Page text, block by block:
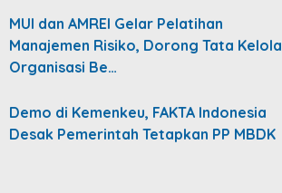
MUI dan AMREI Gelar Pelatihan
Manajemen Risiko, Dorong Tata Kelola
Organisasi Be…
Demo di Kemenkeu, FAKTA Indonesia
Desak Pemerintah Tetapkan PP MBDK